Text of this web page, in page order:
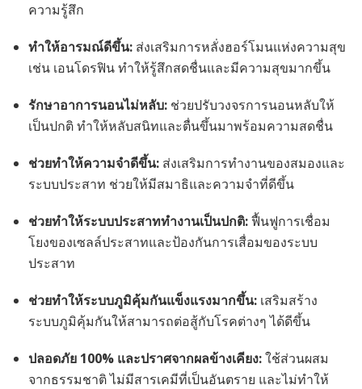
ความรู้สึก
ทำให้อารมณ์ดีขึ้น: ส่งเสริมการหลั่งฮอร์โมนแห่งความสุข
เช่น เอนโดรฟิน ทำให้รู้สึกสดชื่นและมีความสุขมากขึ้น
รักษาอาการนอนไม่หลับ: ช่วยปรับวงจรการนอนหลับให้
เป็นปกติ ทำให้หลับสนิทและตื่นขึ้นมาพร้อมความสดชื่น
ช่วยทำให้ความจำดีขึ้น: ส่งเสริมการทำงานของสมองและ
ระบบประสาท ช่วยให้มีสมาธิและความจำที่ดีขึ้น
ช่วยทำให้ระบบประสาททำงานเป็นปกติ:ฟื้นฟูการเชื่อม
โยงของเซลล์ประสาทและป้องกันการเสื่อมของระบบ
ประสาท
ช่วยทำให้ระบบภูมิคุ้มกันแข็งแรงมากขึ้น: เสริมสร้าง
ระบบภูมิคุ้มกันให้สามารถต่อสู้กับโรคต่างๆ ได้ดีขึ้น
ปลอดภัย 100% และปราศจากผลข้างเคียง:ใช้ส่วนผสม
จากธรรมชาติ ไม่มีสารเคมีที่เป็นอันตราย และไม่ทำให้